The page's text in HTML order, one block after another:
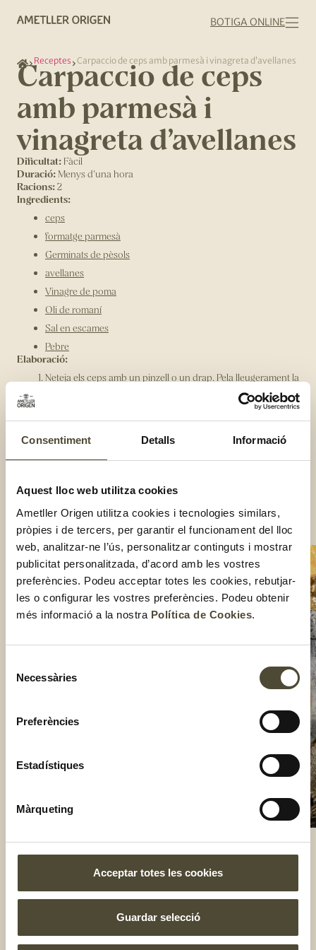
Consentiment Detalls Informació
Aquest lloc web utilitza cookies
Ametller Origen utilitza cookies i tecnologies similars,
pròpies i de tercers, per garantir el funcionament del lloc
web, analitzar-ne l’ús, personalitzar continguts i mostrar
publicitat personalitzada, d’acord amb les vostres
preferències. Podeu acceptar totes les cookies, rebutjar-
les o configurar les vostres preferències. Podeu obtenir
més informació a la nostra Política de Cookies.
Necessàries
Preferències
Estadístiques
Màrqueting
Acceptar totes les cookies
Guardar selecció
BOTIGA ONLINE
Receptes Carpaccio de ceps amb parmesà i vinagreta d’avellanes
Carpaccio de ceps
amb parmesà i
vinagreta d’avellanes
Dificultat: Fàcil
Duració: Menys d'una hora
Racions:2
Ingredients:
ceps
formatge parmesà
Germinats de pèsols
avellanes
Vinagre de poma
Oli de romaní
Sal en escames
Pebre
Elaboració:
Neteja els ceps amb un pinzell o un drap. Pela lleugerament la
base i talla'ls amb una mandolina perquè quedin làmines
Passa les avellanes pel morter i retira la pell. Barreja el vinagre
amb l’oli i incorpora-hi les avellanes moltes. Afegeix sal i
pebre.
Fes un llit amb el formatge parmesà, els germinats de pèsols i
Cobreix-ho amb les làmines de ceps i unes gotes de
vinagreta i sal en escames.
El gust és nostre